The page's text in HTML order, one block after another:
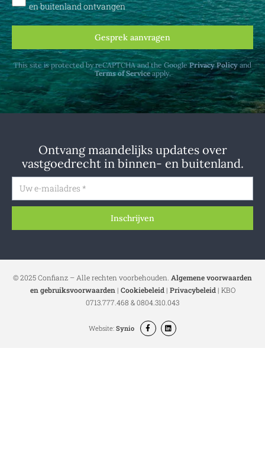
en buitenland ontvangen
Gesprek aanvragen
This site is protected by reCAPTCHA and the GooglePrivacy Policyand
Terms of Serviceapply.
Ontvang maandelijks updates over
vastgoedrecht in binnen- en buitenland.
Inschrijven
© 2025 Confianz – Alle rechten voorbehouden. Algemene voorwaarden
en gebruiksvoorwaarden| Cookiebeleid| Privacybeleid| KBO
0713.777.468 & 0804.310.043
Website:Synio